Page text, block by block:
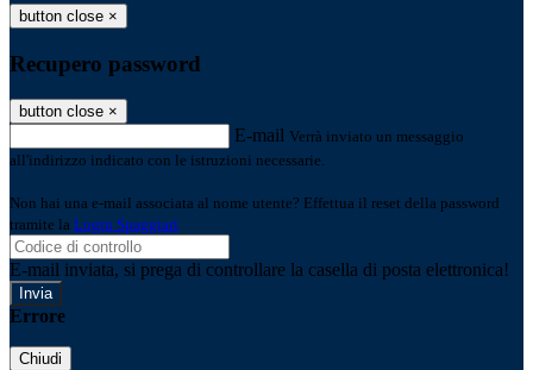
button close ×
Recupero password
button close ×
E-mail Verrà inviato un messaggio
all'indirizzo indicato con le istruzioni necessarie.
Non hai una e-mail associata al nome utente? Effettua il reset della password
tramite la Login Spaggiari
E-mail inviata, si prega di controllare la casella di posta elettronica!
Errore
Chiudi